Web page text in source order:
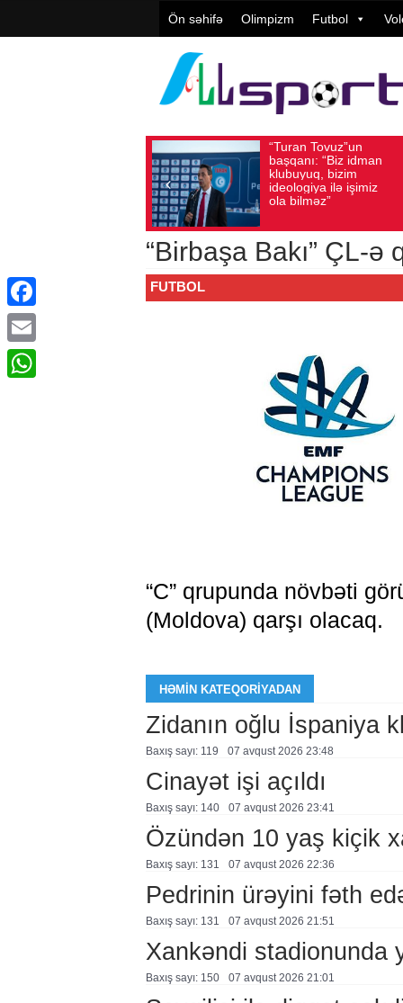
Ön səhifə Olimpizm Futbol
başqanı: “Biz idman
klubuyuq, bizim
ideologiya ilə işimiz
ola bilməz”
Avqust 05, 2026
“Birbaşa Bakı” ÇL-ə
FUTBOL
“C” qrupunda növbəti
(Moldova) qarşı olacaq.
HƏMIN KATEQORIYADAN
Zidanın oğlu İspaniya
Baxış sayı: 119 07 avqust 2026 23:48
Cinayət işi açıldı
Baxış sayı: 140 07 avqust 2026 23:41
Özündən 10 yaş kiçik
Baxış sayı: 131 07 avqust 2026 22:36
Pedrinin ürəyini fəth
Baxış sayı: 131 07 avqust 2026 21:51
Xankəndi stadionunda
Baxış sayı: 150 07 avqust 2026 21:01
Facebook
Email